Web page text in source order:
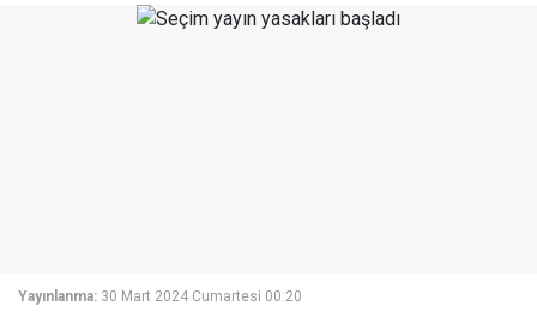
Yayınlanma: 30 Mart 2024 Cumartesi 00:20